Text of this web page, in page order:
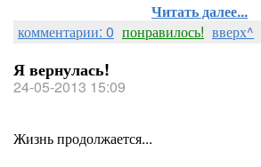
Читать далее...
комментарии: 0 понравилось! вверх^
Я вернулась!
24-05-2013 15:09
Жизнь продолжается...